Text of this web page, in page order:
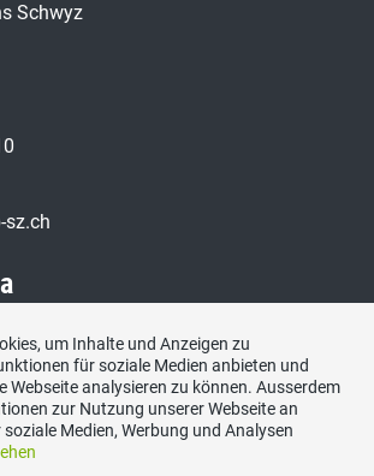
Schwyz
sz.ch
bei:um Inhalte und Anzeigen zu
für soziale Medien anbieten und
Webseite analysieren zu können. Ausserdem
zur Nutzung unserer Webseite an
Medien, Werbung und Analysen